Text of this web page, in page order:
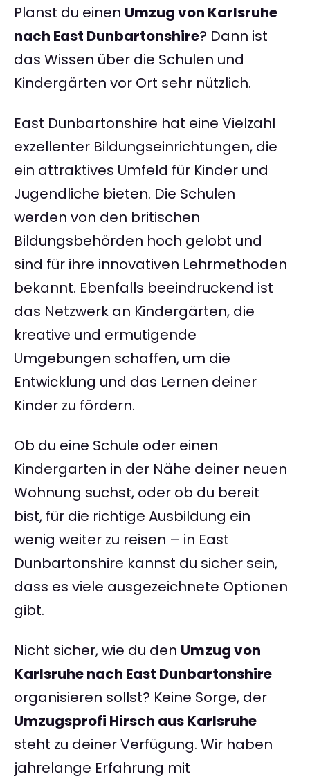
Planst du einen Umzug von Karlsruhe
nach East Dunbartonshire? Dann ist
das Wissen über die Schulen und
Kindergärten vor Ort sehr nützlich.
East Dunbartonshire hat eine Vielzahl
exzellenter Bildungseinrichtungen, die
ein attraktives Umfeld für Kinder und
Jugendliche bieten. Die Schulen
werden von den britischen
Bildungsbehörden hoch gelobt und
sind für ihre innovativen Lehrmethoden
bekannt. Ebenfalls beeindruckend ist
das Netzwerk an Kindergärten, die
kreative und ermutigende
Umgebungen schaffen, um die
Entwicklung und das Lernen deiner
Kinder zu fördern.
Ob du eine Schule oder einen
Kindergarten in der Nähe deiner neuen
Wohnung suchst, oder ob du bereit
bist, für die richtige Ausbildung ein
wenig weiter zu reisen – in East
Dunbartonshire kannst du sicher sein,
dass es viele ausgezeichnete Optionen
gibt.
Nicht sicher, wie du den Umzug von
Karlsruhe nach East Dunbartonshire
organisieren sollst? Keine Sorge, der
Umzugsprofi Hirsch aus Karlsruhe
steht zu deiner Verfügung. Wir haben
jahrelange Erfahrung mit